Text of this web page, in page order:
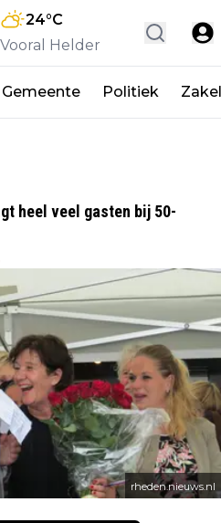
24°C
Vooral Helder
Gemeente Politiek
heel veel gasten bij 50-
rheden.nieuws.nl